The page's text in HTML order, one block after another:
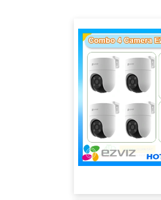
Hy vọng những
khác, bạn hãy